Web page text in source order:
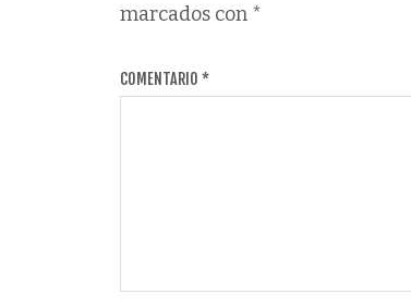
marcados con *
COMENTARIO *